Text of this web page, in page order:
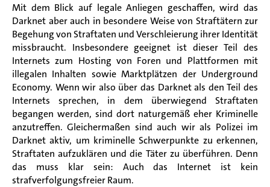
Mit dem Blick auf legale Anliegen geschaffen, wird das
Darknet aber auch in besondere Weise von Straftätern zur
Begehung von Straftaten und Verschleierung ihrer Identität
missbraucht. Insbesondere geeignet ist dieser Teil des
Internets zum Hosting von Foren und Plattformen mit
illegalen Inhalten sowie Marktplätzen der Underground
Economy. Wenn wir also über das Darknet als den Teil des
Internets sprechen, in dem überwiegend Straftaten
begangen werden, sind dort naturgemäß eher Kriminelle
anzutreffen. Gleichermaßen sind auch wir als Polizei im
Darknet aktiv, um kriminelle Schwerpunkte zu erkennen,
Straftaten aufzuklären und die Täter zu überführen. Denn
das muss klar sein: Auch das Internet ist kein
strafverfolgungsfreier Raum.